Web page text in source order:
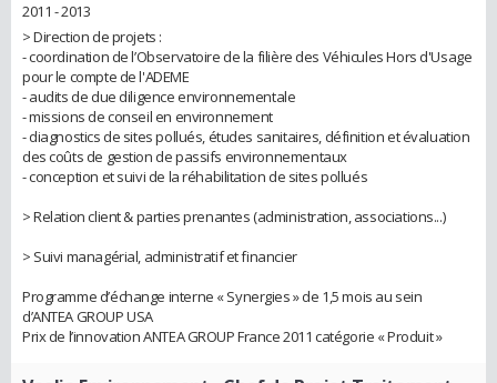
2011 - 2013
> Direction de projets :
- coordination de l’Observatoire de la filière des Véhicules Hors d'Usage
pour le compte de l'ADEME
- audits de due diligence environnementale
- missions de conseil en environnement
- diagnostics de sites pollués, études sanitaires, définition et évaluation
des coûts de gestion de passifs environnementaux
- conception et suivi de la réhabilitation de sites pollués
> Relation client & parties prenantes (administration, associations...)
> Suivi managérial, administratif et financier
Programme d’échange interne « Synergies » de 1,5 mois au sein
d’ANTEA GROUP USA
Prix de l’innovation ANTEA GROUP France 2011 catégorie « Produit »